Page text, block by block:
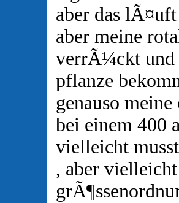
aber das
aber meine
verrÃ¼ckt und
pflanze
genauso
bei einem 400
vielleicht
, aber